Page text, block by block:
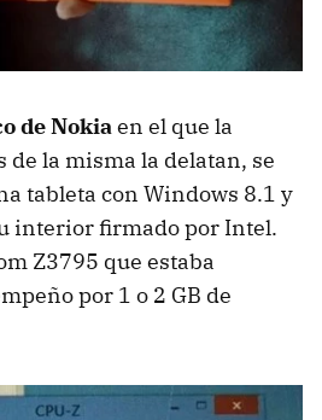
de Nokiaen el que la
de la misma la delatan, se
tableta con Windows 8.1 y
interior firmado por Intel.
Z3795 que estaba
por 1 o 2 GB de